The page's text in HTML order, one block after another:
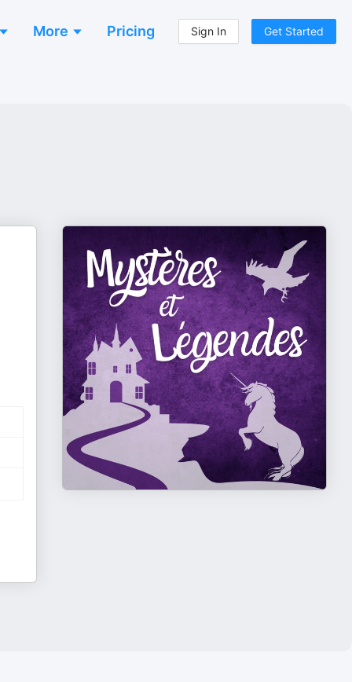
More Pricing Sign In Get Started